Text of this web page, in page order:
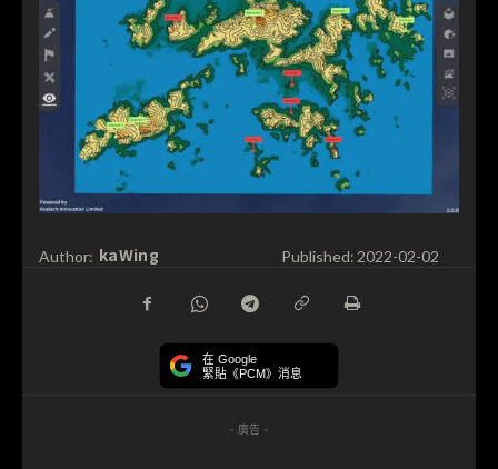
Author: kaWing Published: 2022-02-02
在 Google
緊貼《PCM》消息
- 廣告 -